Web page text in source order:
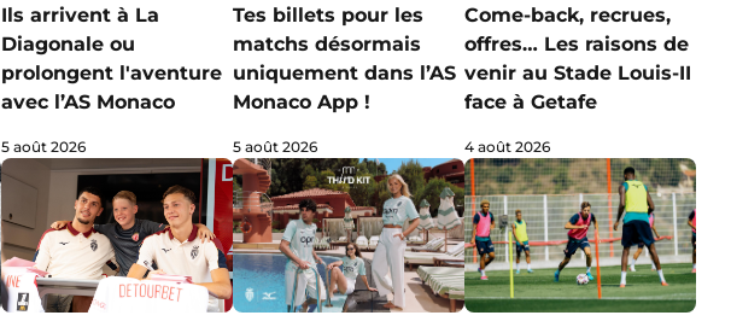
Ils arrivent à La
Diagonale ou
prolongent l'aventure
avec l’AS Monaco
5 août 2026
Tes billets pour les
matchs désormais
uniquement dans l’AS
Monaco App !
5 août 2026
Come-back, recrues,
offres… Les raisons de
venir au Stade Louis-II
face à Getafe
4 août 2026